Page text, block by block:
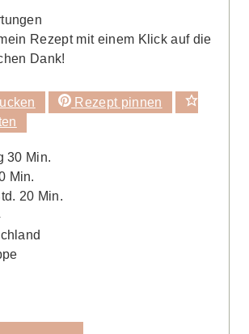
Rezept mit einem Klick auf die
Dank!
Rezept pinnen
30Minuten
Min.
Minuten
Min.
20Minuten
Min.